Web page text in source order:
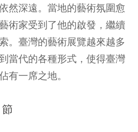
然深遠。當地的藝術氛圍愈
術家受到了他的啟發，繼續
。臺灣的藝術展覽越來越多
當代的各種形式，使得臺灣
有一席之地。